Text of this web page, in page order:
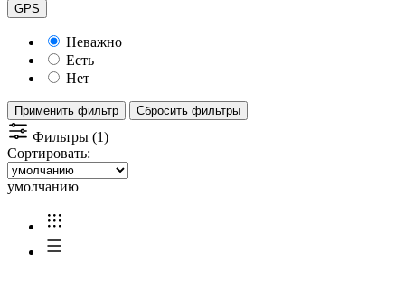
GPS
Неважно
Есть
Нет
Применить фильтр Сбросить фильтры
Фильтры (1)
Сортировать:
умолчанию